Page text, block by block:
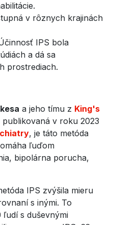
v rôznych krajinách
IPS bola
a dá sa
prostrediach.
a jeho tímu z King's
v roku 2023
, je táto metóda
ľuďom
bipolárna porucha,
IPS zvýšila mieru
s inými. To
ľudí s duševnými